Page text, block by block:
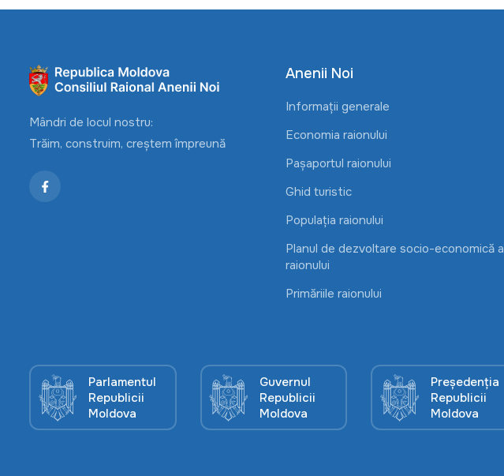
Mândri de locul nostru:
Trăim, construim, creștem împreună
Anenii Noi
Informații generale
Economia raionului
Pașaportul raionului
Ghid turistic
Populația raionului
Planul de dezvoltare socio-economică a
raionului
Primăriile raionului
Parlamentul
Republicii
Moldova
Guvernul
Republicii
Moldova
Președenția
Republicii
Moldova